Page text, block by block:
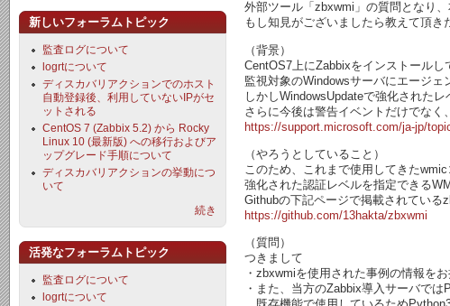
外部ツール「zbxwmi」の質問となり
もし知見がございましたら教えて頂き
（背景）
CentOS7上にZabbixをインストールし
監視対象のWindowsサーバにエージェ
しかしWindowsUpdateで強化された
さらに今後は警告イベントだけでなく
https://support.microsoft.com/ja-jp/
（やろうとしていること）
このため、これまで使用してきたwmic
強化された認証レベルを指定できる
Githubの下記ページで掲載されている
https://github.com/13hakta/zbxwmi
（質問）
つきまして
・zbxwmiを使用された事例の情報を
・また、当方のZabbix導入サーバでは
新しいフォーラムトピック
監査ログについて
logrtについて
ディスカバリアクションでのホスト
自動登録後、利用していないIPがセ
ットされる
CentOS 7 (Zabbix 5.2) から Rocky
Linux 10 (最新版) への移行およびア
ップグレード手順について
ディスカバリアクションの挙動につ
いて
続き
活発なフォーラムトピック
監査ログについて
logrtについて